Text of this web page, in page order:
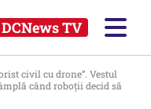
DCNews TV
civil cu drone”. Vestul
când roboții decid să